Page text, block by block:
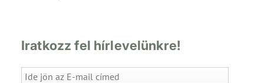
Iratkozz fel hírlevelünkre!